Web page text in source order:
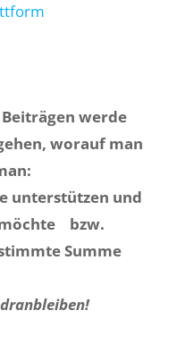
werde
worauf man
unterstützen und
möchte bzw.
Summe